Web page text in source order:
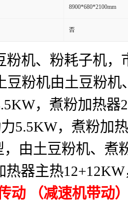
8900*680*2100mm
否
粉机、粉耗子机
豆粉机由土豆粉
，煮粉加热器
5.5KW，煮粉加
，由土豆粉机、煮
热器主热12+12KW
动
（减速机带动